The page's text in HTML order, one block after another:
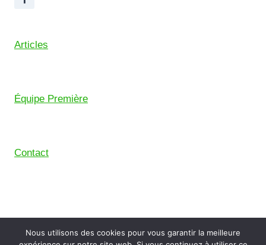
Articles
Équipe Première
Contact
avec leComptoir Digital, le collectif de freelance du
Nous utilisons des cookies pour vous garantir la meilleure